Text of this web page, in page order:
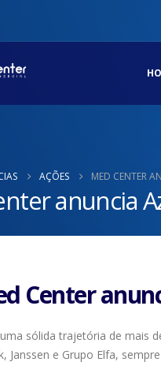
AÇÕES MED CENTER
anuncia
Center
sólida trajetória de mais
Janssen e Grupo Elfa,